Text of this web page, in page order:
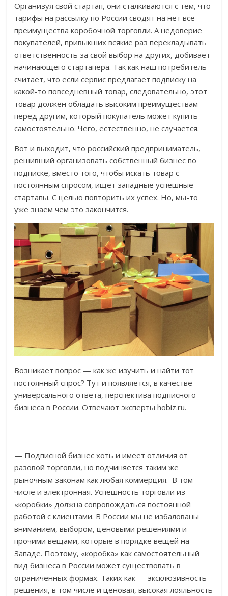
Организуя свой стартап, они сталкиваются с тем, что
тарифы на рассылку по России сводят на нет все
преимущества коробочной торговли. А недоверие
покупателей, привыкших всякие раз перекладывать
ответственность за свой выбор на других, добивает
начинающего стартапера. Так как наш потребитель
считает, что если сервис предлагает подписку на
какой-то повседневный товар, следовательно, этот
товар должен обладать высоким преимуществам
перед другим, который покупатель может купить
самостоятельно. Чего, естественно, не случается.
Вот и выходит, что российский предприниматель,
решивший организовать собственный бизнес по
подписке, вместо того, чтобы искать товар с
постоянным спросом, ищет западные успешные
стартапы. С целью повторить их успех. Но, мы-то
уже знаем чем это закончится.
Возникает вопрос — как же изучить и найти тот
постоянный спрос? Тут и появляется, в качестве
универсального ответа, перспектива подписного
бизнеса в России. Отвечают эксперты hobiz.ru.
— Подписной бизнес хоть и имеет отличия от
разовой торговли, но подчиняется таким же
рыночным законам как любая коммерция. В том
числе и электронная. Успешность торговли из
«коробки» должна сопровождаться постоянной
работой с клиентами. В России мы не избалованы
вниманием, выбором, ценовыми решениями и
прочими вещами, которые в порядке вещей на
Западе. Поэтому, «коробка» как самостоятельный
вид бизнеса в России может существовать в
ограниченных формах. Таких как — эксклюзивность
решения, в том числе и ценовая, высокая лояльность